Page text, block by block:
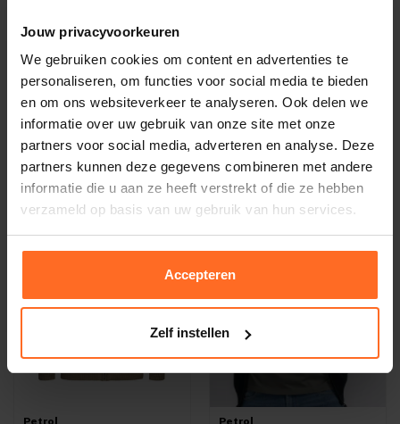
Jouw privacyvoorkeuren
We gebruiken cookies om content en advertenties te
personaliseren, om functies voor social media te bieden
en om ons websiteverkeer te analyseren. Ook delen we
informatie over uw gebruik van onze site met onze
partners voor social media, adverteren en analyse. Deze
partners kunnen deze gegevens combineren met andere
informatie die u aan ze heeft verstrekt of die ze hebben
verzameld op basis van uw gebruik van hun services.
Accepteren
Zelf instellen
Petrol
Sweatvest Jeans donker
59,99
Petrol
Sweatvest Wit
-50%
Petrol
-50%
Petrol